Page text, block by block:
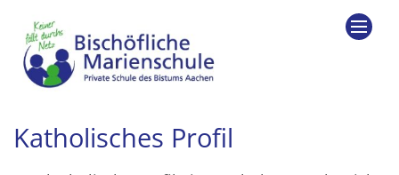
Katholisches Profil